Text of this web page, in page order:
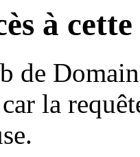
à
de
la